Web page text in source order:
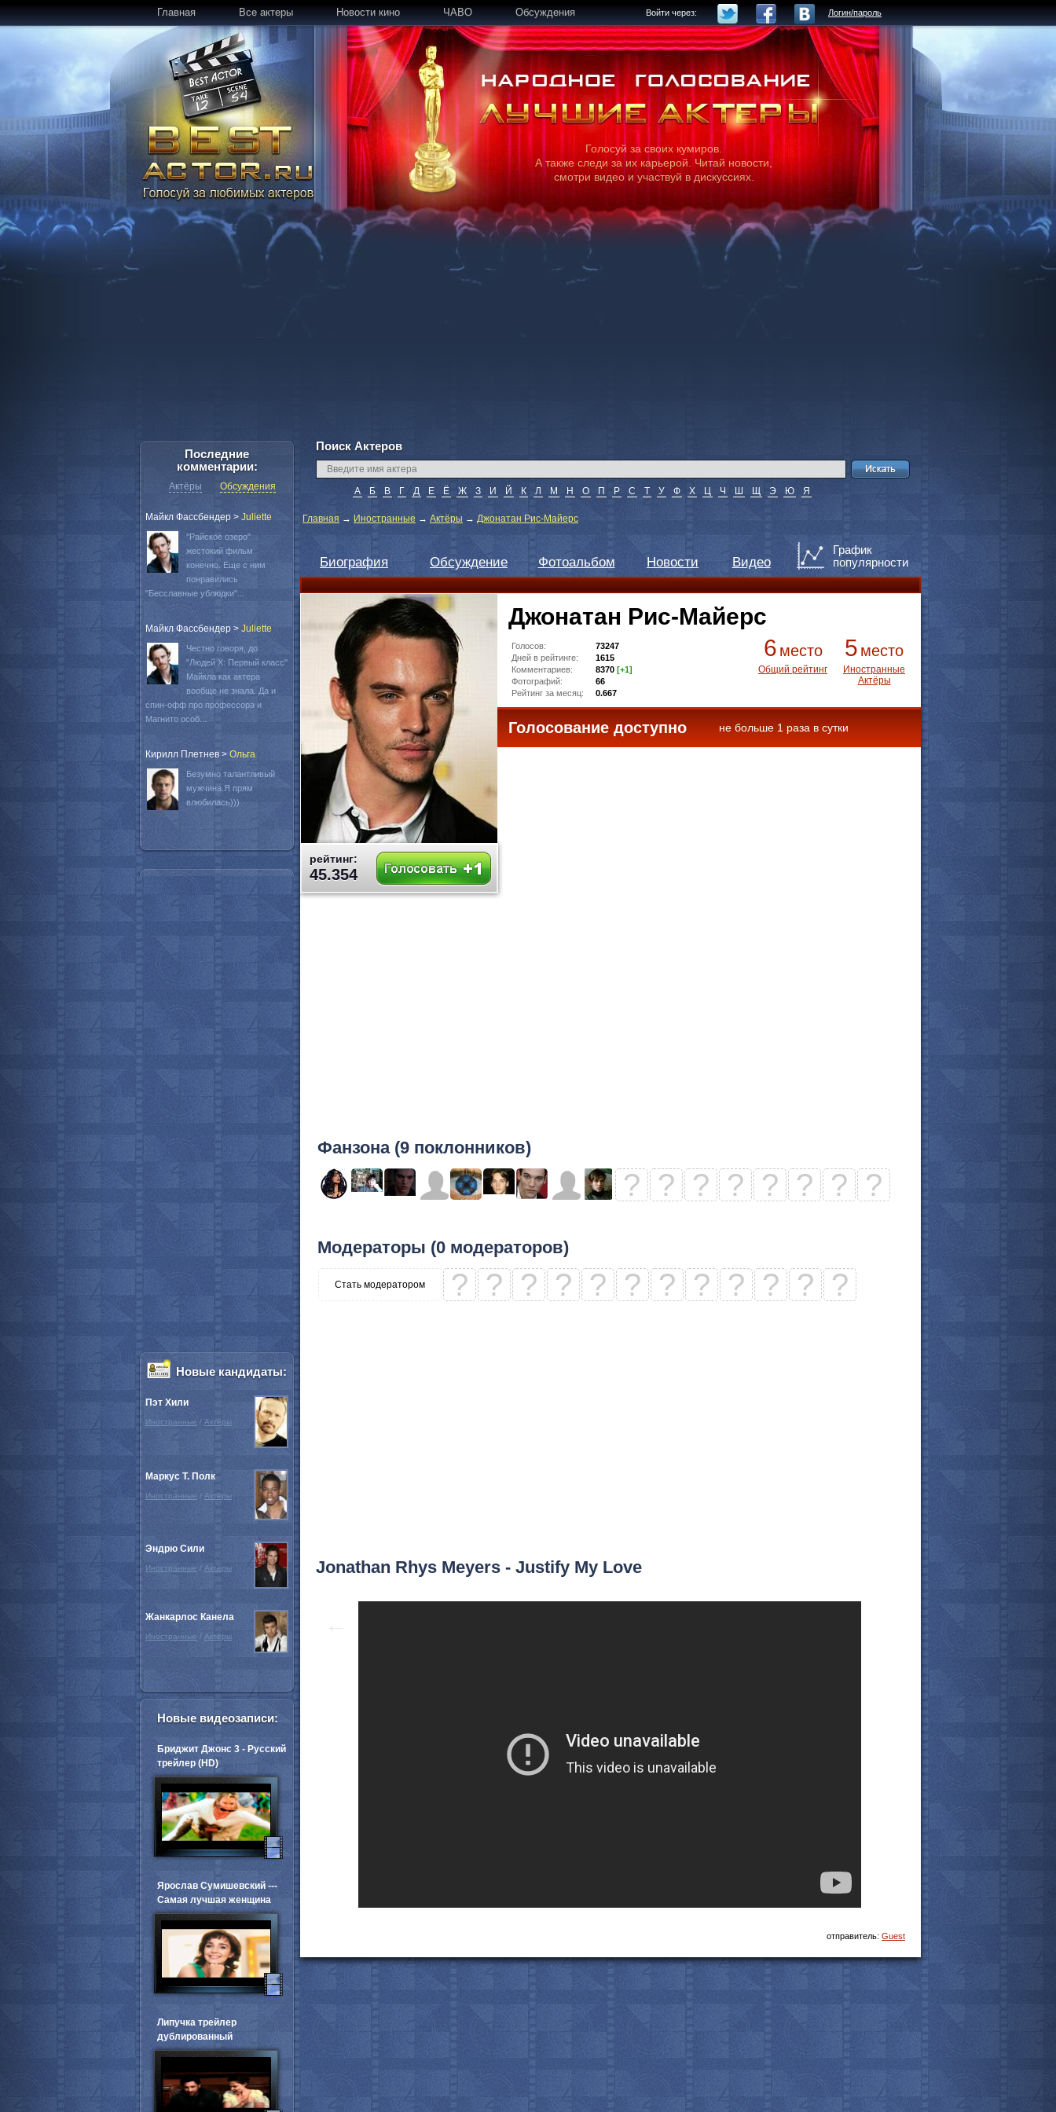
Главная Все актеры Новости кино ЧАВО Обсуждения Войти через: Логин/пароль
Голосуй за своих кумиров.
А также следи за их карьерой. Читай новости,
смотри видео и участвуй в дискуссиях.
Поиск Актеров
А Б В Г Д Е Ё Ж З И Й К Л М Н О П Р С Т У Ф Х Ц Ч Ш Щ Э Ю Я
Главная → Иностранные → Актёры → Джонатан Рис-Майерс
Биография Обсуждение Фотоальбом Новости Видео
График
популярности
рейтинг:
45.354
Джонатан Рис-Майерс
6 место
Общий рейтинг
5 место
Иностранные
Актёры
Голосов:
73247
Дней в рейтинге:
1615
Комментариев:
8370 [+1]
Фотографий:
66
Рейтинг за месяц:
0.667
Голосование доступно не больше 1 раза в сутки
Фанзона (9 поклонников)
? ? ? ? ? ? ? ?
Модераторы (0 модераторов)
Стать модератором ? ? ? ? ? ? ? ? ? ? ? ?
Jonathan Rhys Meyers - Justify My Love
отправитель: Guest
Последние
комментарии:
Актёры Обсуждения
Майкл Фассбендер > Juliette
"Райское озеро"
жестокий фильм
конечно. Еще с ним
понравились
"Бесславные ублюдки"...
Майкл Фассбендер > Juliette
Честно говоря, до
"Людей Х: Первый класс"
Майкла как актера
вообще не знала. Да и
спин-офф про профессора и
Магнито особ...
Кирилл Плетнев > Oльга
Безумно талантливый
мужчина.Я прям
влюбилась)))
Новые кандидаты:
Пэт Хили
Иностранные / Актёры
Маркус Т. Полк
Иностранные / Актёры
Эндрю Сили
Иностранные / Актёры
Жанкарлос Канела
Иностранные / Актёры
Новые видеозаписи:
Бриджит Джонс 3 - Русский
трейлер (HD)
Ярослав Сумишевский ---
Самая лучшая женщина
Липучка трейлер
дублированный